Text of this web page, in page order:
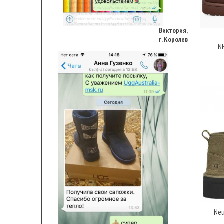
Виктория,
г. Королев